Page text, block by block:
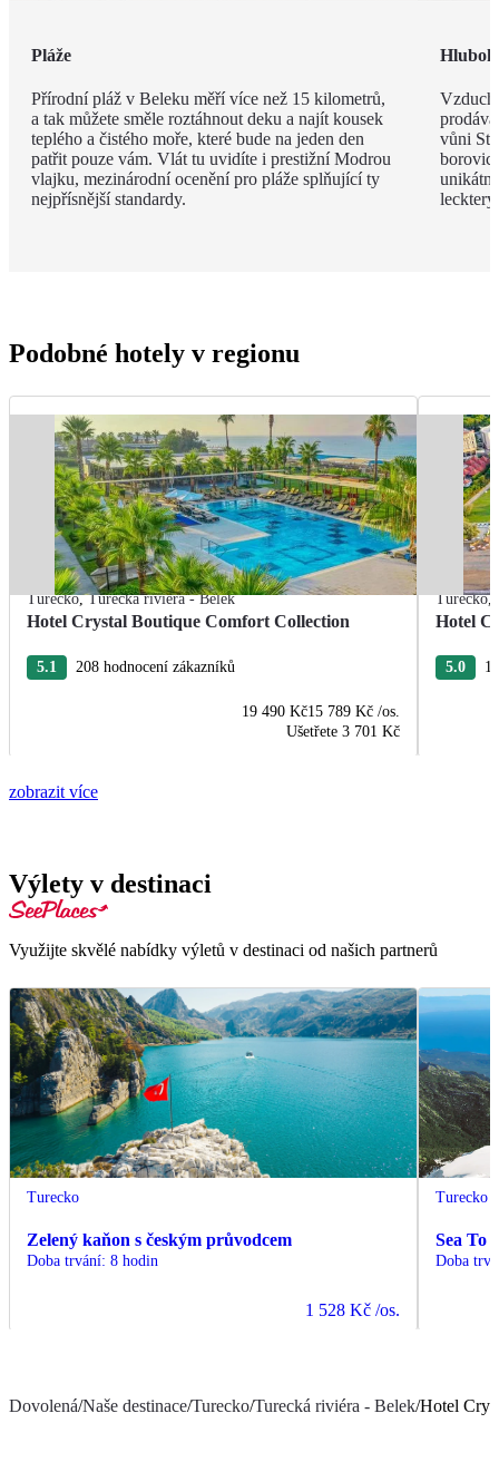
Pláže
Přírodní pláž v Beleku měří více než 15 kilometrů,
a tak můžete směle roztáhnout deku a najít kousek
teplého a čistého moře, které bude na jeden den
patřit pouze vám. Vlát tu uvidíte i prestižní Modrou
vlajku, mezinárodní ocenění pro pláže splňující ty
nejpřísnější standardy.
Vzduch
vůni
borovic
Podobné hotely v regionu
Turecko,Turecká riviéra - Belek
Hotel Crystal Boutique Comfort Collection
5.1 208 hodnocení zákazníků
19 490 Kč15 789 Kč /os.
Ušetřete 3 701 Kč
Turecko,
Hotel
5.0
zobrazit více
Výlety v destinaci
Využijte skvělé nabídky výletů v destinaci od našich partnerů
Turecko
Zelený kaňon s českým průvodcem
Doba trvání: 8 hodin
1 528 Kč /os.
Turecko
Sea To
Doba
Dovolená/Naše destinace/Turecko/Turecká riviéra - Belek/Hotel